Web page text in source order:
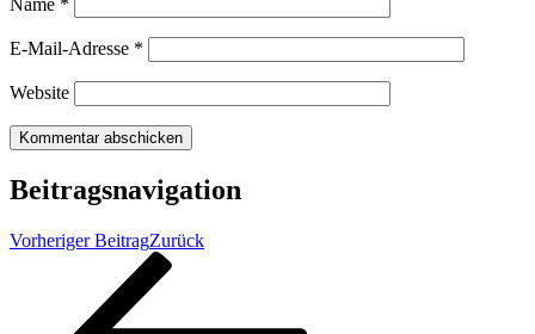
E-Mail-Adresse *
Website
Beitragsnavigation
Vorheriger BeitragZurück